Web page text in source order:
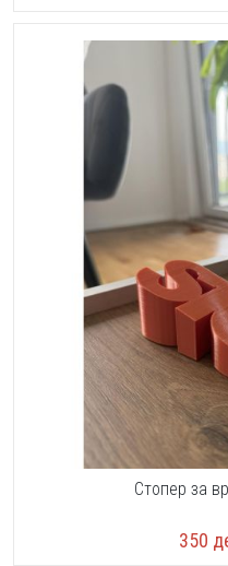
Стопер за
350